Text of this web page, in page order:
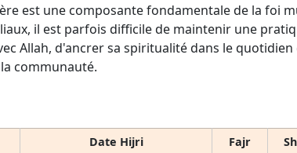
est une composante fondamentale de la foi
il est parfois difficile de maintenir une
Allah, d'ancrer sa spiritualité dans le
communauté.
Date Hijri Fajr